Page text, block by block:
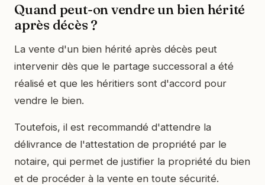
Quand peut-on vendre un bien hérité
après décès ?
La vente d'un bien hérité après décès peut
intervenir dès que le partage successoral a été
réalisé et que les héritiers sont d'accord pour
vendre le bien.
Toutefois, il est recommandé d'attendre la
délivrance de l'attestation de propriété par le
notaire, qui permet de justifier la propriété du bien
et de procéder à la vente en toute sécurité.